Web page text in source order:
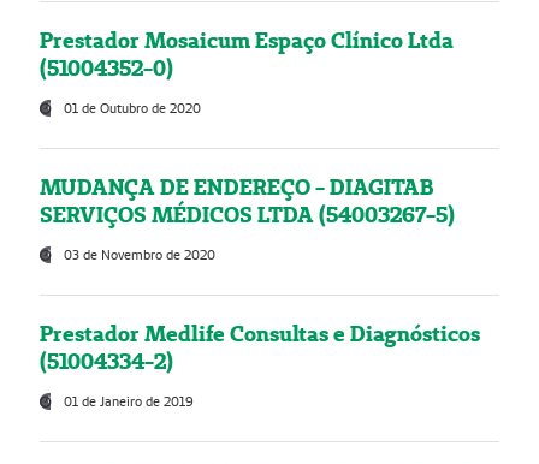
Prestador Mosaicum Espaço Clínico Ltda
(51004352-0)
01 de Outubro de 2020
MUDANÇA DE ENDEREÇO - DIAGITAB
SERVIÇOS MÉDICOS LTDA (54003267-5)
03 de Novembro de 2020
Prestador Medlife Consultas e Diagnósticos
(51004334-2)
01 de Janeiro de 2019